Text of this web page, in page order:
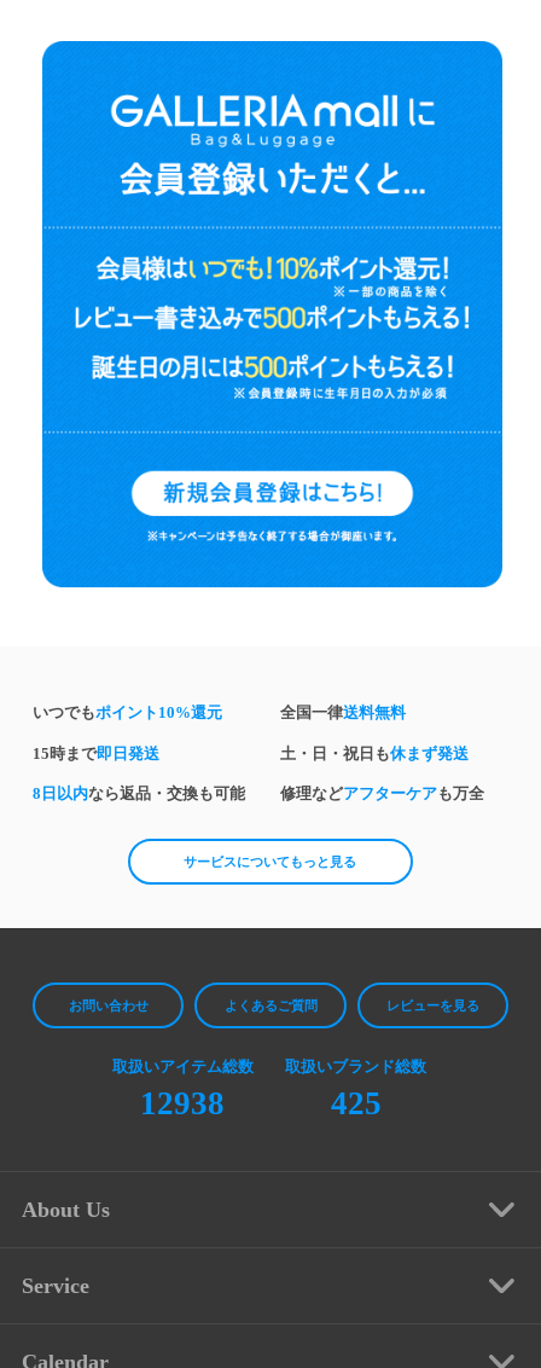
いつでもポイント10%還元 全国一律送料無料
15時まで即日発送 土・日・祝日も休まず発送
8日以内なら返品・交換も可能 修理などアフターケアも万全
サービスについてもっと見る
お問い合わせ よくあるご質問 レビューを見る
取扱いアイテム総数
12938
取扱いブランド総数
425
About Us
Service
Calendar